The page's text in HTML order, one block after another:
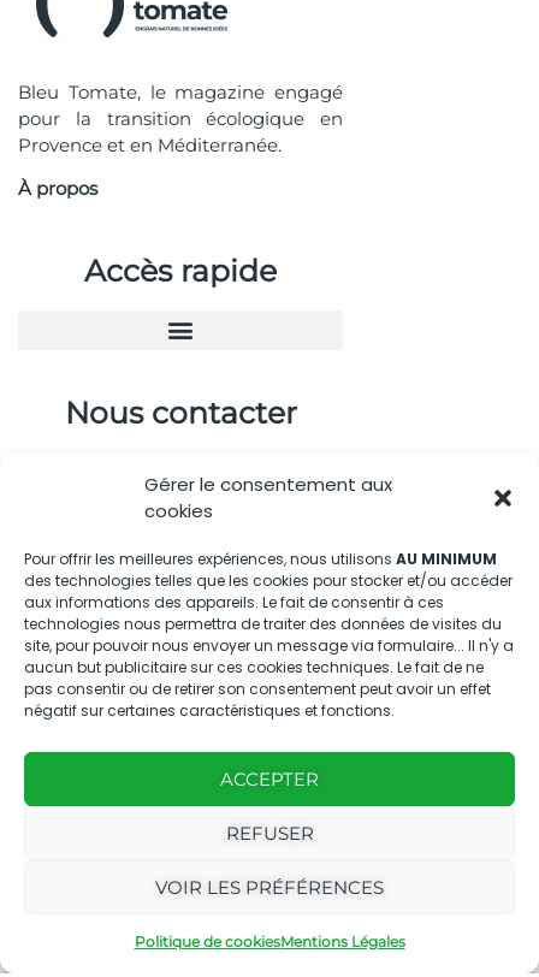
Gérer le consentement aux
cookies
Pour offrir les meilleures expériences, nous utilisons AU MINIMUM
des technologies telles que les cookies pour stocker et/ou accéder
aux informations des appareils. Le fait de consentir à ces
technologies nous permettra de traiter des données de visites du
site, pour pouvoir nous envoyer un message via formulaire... Il n'y a
aucun but publicitaire sur ces cookies techniques. Le fait de ne
pas consentir ou de retirer son consentement peut avoir un effet
négatif sur certaines caractéristiques et fonctions.
ACCEPTER
REFUSER
VOIR LES PRÉFÉRENCES
Politique de cookiesMentions Légales
Bleu Tomate, le magazine engagé
pour la transition écologique en
Provence et en Méditerranée.
À propos
Accès rapide
Nous contacter
contactBT@bleu-tomate.fr
Kit média
Kit média Bleu Tomate
Nous suivre
Ce magazine est
|
légales
de